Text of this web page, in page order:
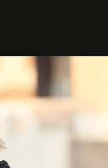
12 agosto,